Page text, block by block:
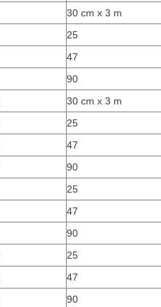
30 cm x 3 m
25
47
90
30 cm x 3 m
25
47
90
25
47
90
25
47
90